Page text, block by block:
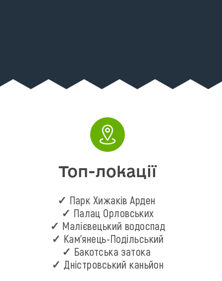
Топ-локації
✓ Парк Хижаків Арден
✓ Палац Орловських
✓ Малієвецький водоспад
✓ Кам'янець-Подільський
✓ Бакотська затока
✓ Дністровський каньйон